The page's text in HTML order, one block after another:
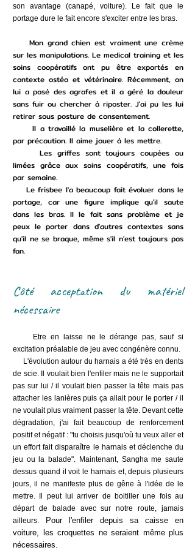
son avantage (canapé, voiture). Le fait que le
portage dure le fait encore s'exciter entre les bras.
Mon grand chien est vraiment une crème
sur les manipulations. Le medical training et les
soins coopératifs ont pu être exportés en
contexte ostéo et vétérinaire. Récemment, on
lui a posé des agrafes et il a géré la douleur
sans fuir ou chercher à riposter. J'ai pu les lui
retirer sous posture de consentement.
Il a travaillé la muselière et la collerette,
par précaution. Il aime jouer à les mettre.
Les griffes sont toujours coupées ou
limées grâce aux soins coopératifs, une fois
par semaine.
Le frisbee l'a beaucoup fait évoluer dans le
portage, car une figure implique qu'il saute
dans les bras. Il le fait sans problème et je
peux le porter dans d'autres contextes sans
qu'il ne se braque, même s'il n'est toujours pas
fan.
Côté acceptation du matériel
nécessaire
Etre en laisse ne le dérange pas, sauf si
excitation préalable de jeu avec congénère connu.
L'évolution autour du harnais a été très en dents
de scie. Il voulait bien l'enfiler mais ne le supportait
pas sur lui / il voulait bien passer la tête mais pas
attacher les lanières puis ça allait pour le porter / il
ne voulait plus vraiment passer la tête. Devant cette
dégradation, j'ai fait beaucoup de renforcement
positif et négatif : "tu choisis jusqu'où tu veux aller et
un effort fait disparaître le harnais et déclenche du
jeu ou la balade". Maintenant, Sangha me saute
dessus quand il voit le harnais et, depuis plusieurs
jours, il ne manifeste plus de gêne à l'idée de le
mettre. Il peut lui arriver de boitiller une fois au
départ de balade avec sur notre route, jamais
ailleurs. Pour l'enfiler depuis sa caisse en
voiture, les croquettes ne seraient même plus
nécessaires.